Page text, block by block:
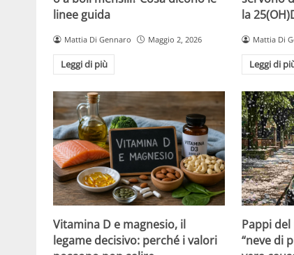
linee guida
Mattia Di Gennaro Maggio 2, 2026
Leggi di più
la
Mattia Di
Leggi di
Vitamina D e magnesio, il
legame decisivo: perché i valori
Pappi
“neve di